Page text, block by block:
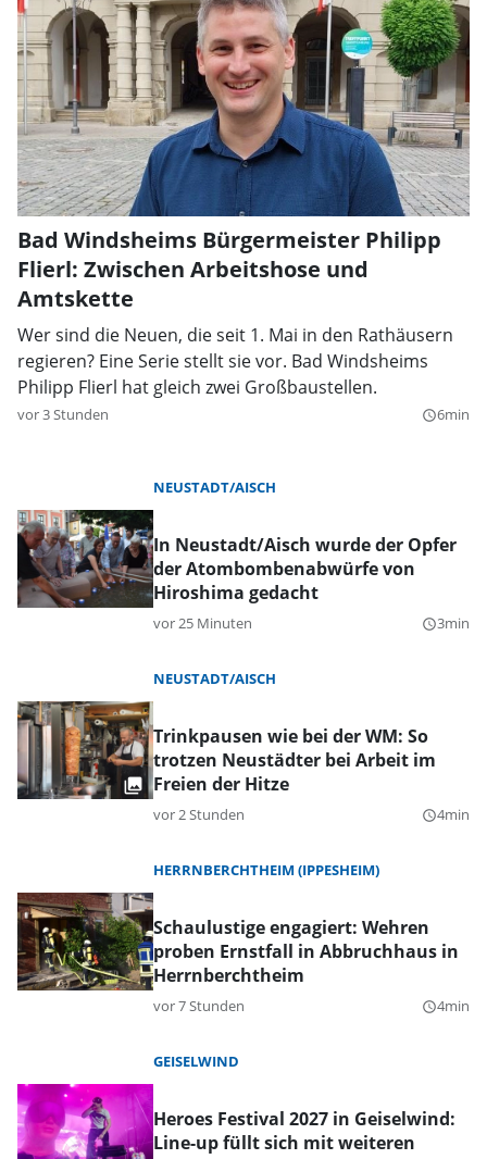
Bad Windsheims Bürgermeister Philipp
Flierl: Zwischen Arbeitshose und
Amtskette
Wer sind die Neuen, die seit 1. Mai in den Rathäusern
regieren? Eine Serie stellt sie vor. Bad Windsheims
Philipp Flierl hat gleich zwei Großbaustellen.
vor 3 Stunden query_builder6min
NEUSTADT/AISCH
In Neustadt/Aisch wurde der Opfer
der Atombombenabwürfe von
Hiroshima gedacht
vor 25 Minuten query_builder3min
NEUSTADT/AISCH
Trinkpausen wie bei der WM: So
trotzen Neustädter bei Arbeit im
Freien der Hitze
vor 2 Stunden query_builder4min
HERRNBERCHTHEIM (IPPESHEIM)
Schaulustige engagiert: Wehren
proben Ernstfall in Abbruchhaus in
Herrnberchtheim
vor 7 Stunden query_builder4min
GEISELWIND
Heroes Festival 2027 in Geiselwind:
Line-up füllt sich mit weiteren